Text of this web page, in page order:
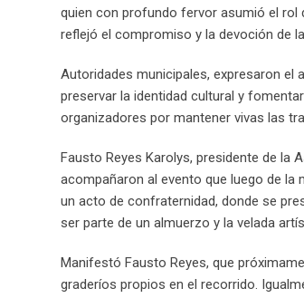
quien con profundo fervor asumió el rol
reflejó el compromiso y la devoción de
Autoridades municipales, expresaron
preservar la identidad cultural y
organizadores por mantener vivas las
Fausto Reyes Karolys, presidente de la
acompañaron al evento que luego de la
un acto de confraternidad, donde se
ser parte de un almuerzo y la velada
Manifestó Fausto Reyes, que
graderíos propios en el recorrido.